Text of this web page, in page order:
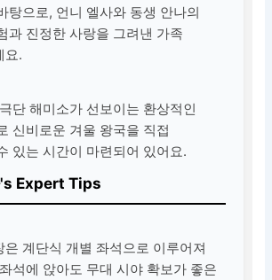
탕으로, 언니 엘사와 동생 안나의
과 진정한 사랑을 그려낸 가족
요.
단 해미소가 선보이는 환상적인
신비로운 겨울 왕국을 직접
있는 시간이 마련되어 있어요.
Expert Tips
은 계단식 개별 좌석으로 이루어져
석에 앉아도 무대 시야 확보가 좋은